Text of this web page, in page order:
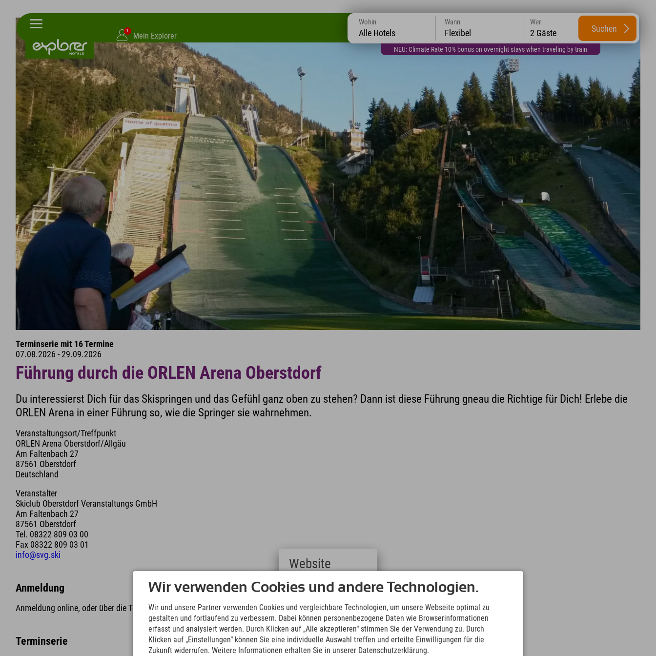
1
Mein Explorer
NEU: Climate Rate 10% bonus on overnight stays when traveling by train
Wohin
Alle Hotels
Wann
Flexibel
Wer
2 Gäste Suchen
Terminserie mit 16 Termine
07.08.2026 - 29.09.2026
Führung durch die ORLEN Arena Oberstdorf
Du interessierst Dich für das Skispringen und das Gefühl ganz oben zu stehen? Dann ist diese Führung gneau die Richtige für Dich! Erlebe die
ORLEN Arena in einer Führung so, wie die Springer sie wahrnehmen.
Veranstaltungsort/Treffpunkt
ORLEN Arena Oberstdorf/Allgäu
Am Faltenbach 27
87561 Oberstdorf
Deutschland
Veranstalter
Skiclub Oberstdorf Veranstaltungs GmbH
Am Faltenbach 27
87561 Oberstdorf
Tel. 08322 809 03 00
Fax 08322 809 03 01
info@svg.ski
Anmeldung
Anmeldung online, oder über die Tourist-Information möglich.
Terminserie
Wir verwenden Cookies und andere Technologien.
Wir und unsere Partner verwenden Cookies und vergleichbare Technologien, um unsere Webseite optimal zu
gestalten und fortlaufend zu verbessern. Dabei können personenbezogene Daten wie Browserinformationen
erfasst und analysiert werden. Durch Klicken auf „Alle akzeptieren“ stimmen Sie der Verwendung zu. Durch
Klicken auf „Einstellungen“ können Sie eine individuelle Auswahl treffen und erteilte Einwilligungen für die
Zukunft widerrufen. Weitere Informationen erhalten Sie in unserer Datenschutzerklärung.
Website
Deutsch
(German)
English
(English)
Italiano
(Italian)
Čeština